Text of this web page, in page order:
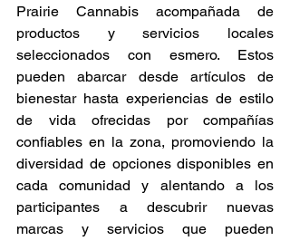
Prairie Cannabis acompañada de
productos y servicios locales
seleccionados con esmero. Estos
pueden abarcar desde artículos de
bienestar hasta experiencias de estilo
de vida ofrecidas por compañías
confiables en la zona, promoviendo la
diversidad de opciones disponibles en
cada comunidad y alentando a los
participantes a descubrir nuevas
marcas y servicios que pueden